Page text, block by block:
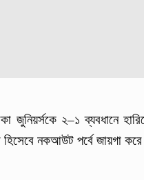
জুনিয়র্সকে ২–১ ব্যবধানে
নকআউট পর্বে জায়গা করে